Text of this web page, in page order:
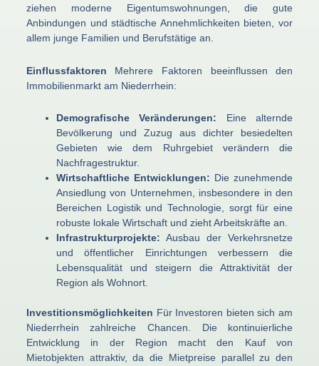
ziehen moderne Eigentumswohnungen, die gute
Anbindungen und städtische Annehmlichkeiten bieten, vor
allem junge Familien und Berufstätige an.
Einflussfaktoren Mehrere Faktoren beeinflussen den
Immobilienmarkt am Niederrhein:
Demografische Veränderungen: Eine alternde
Bevölkerung und Zuzug aus dichter besiedelten
Gebieten wie dem Ruhrgebiet verändern die
Nachfragestruktur.
Wirtschaftliche Entwicklungen: Die zunehmende
Ansiedlung von Unternehmen, insbesondere in den
Bereichen Logistik und Technologie, sorgt für eine
robuste lokale Wirtschaft und zieht Arbeitskräfte an.
Infrastrukturprojekte: Ausbau der Verkehrsnetze
und öffentlicher Einrichtungen verbessern die
Lebensqualität und steigern die Attraktivität der
Region als Wohnort.
Investitionsmöglichkeiten Für Investoren bieten sich am
Niederrhein zahlreiche Chancen. Die kontinuierliche
Entwicklung in der Region macht den Kauf von
Mietobjekten attraktiv, da die Mietpreise parallel zu den